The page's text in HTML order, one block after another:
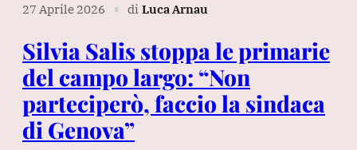
27 Aprile 2026 ∎ di Luca Arnau
Silvia Salis stoppa le primarie
del campo largo: “Non
parteciperò, faccio la sindaca
di Genova”